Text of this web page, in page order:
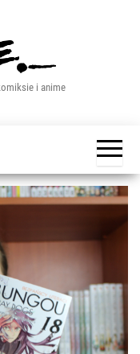
i anime